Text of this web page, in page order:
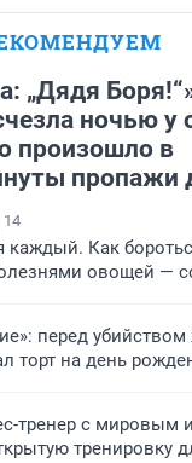
„Дядя
ночью у
произошло в
пропажи
14
каждый. Как
овощей —
перед
торт на день
тренер с мировым
тренировку